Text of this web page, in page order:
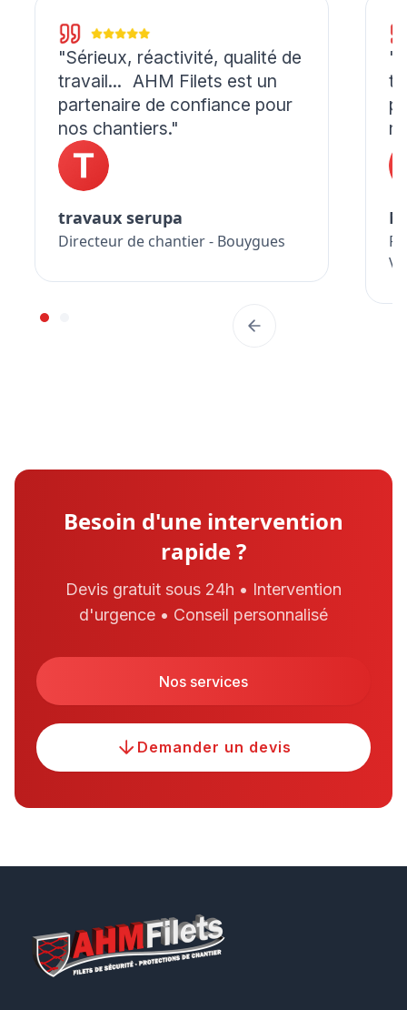
"Sérieux, réactivité, qualité de
travail... AHM Filets est un
partenaire de confiance pour
nos chantiers."
travaux serupa
Directeur de chantier - Bouygues
Besoin d'une intervention
rapide ?
Devis gratuit sous 24h • Intervention
d'urgence • Conseil personnalisé
Nos services
Demander un devis